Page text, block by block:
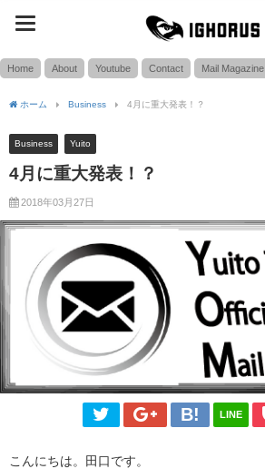
toggle
Home About Youtube Contact Mail Magazine
ホーム Business 4月に重大発表！？
Business Yuito
4月に重大発表！？
2018年03月27日
LINE
こんにちは。田口です。